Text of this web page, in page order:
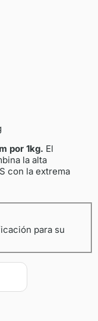
por 1kg. El
la alta
con la extrema
para su